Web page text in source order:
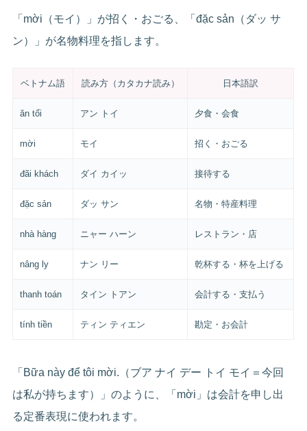
「mời（モイ）」が招く・おごる、「đặc sản（ダッ サ
ン）」が名物料理を指します。
ベトナム語 読み方（カタカナ読み） 日本語訳
ăn tối アン トイ 夕食・会食
mời モイ 招く・おごる
đãi khách ダイ カイッ 接待する
đặc sản ダッ サン 名物・特産料理
nhà hàng ニャー ハーン レストラン・店
nâng ly ナン リー 乾杯する・杯を上げる
thanh toán タイン トアン 会計する・支払う
tính tiền ティン ティエン 勘定・お会計
「Bữa này để tôi mời.（ブア ナイ デー トイ モイ＝今回
は私が持ちます）」のように、「mời」は会計を申し出
る定番表現に使われます。